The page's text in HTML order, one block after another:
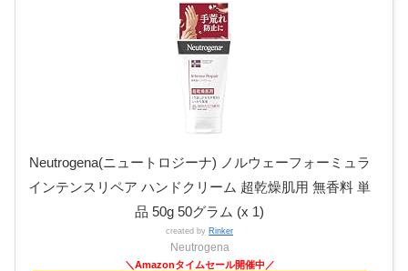
Neutrogena(ニュートロジーナ) ノルウェーフォーミュラ
インテンスリペア ハンドクリーム 超乾燥肌用 無香料 単
品 50g 50グラム (x 1)
created by Rinker
Neutrogena